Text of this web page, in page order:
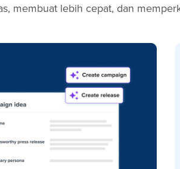
membuat lebih cepat, dan